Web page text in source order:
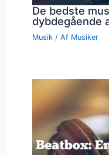
De bedste
dybdegående
Musik / Af Musiker